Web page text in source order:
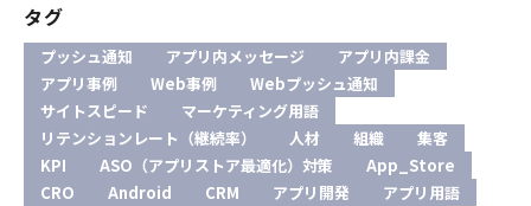
タグ
プッシュ通知 アプリ内メッセージ
アプリ内課金
アプリ事例
Web事例
Webプッシュ通知
サイトスピード
マーケティング用語
リテンションレート（継続率）
人材 組織
集客
KPI
ASO（アプリストア最適化）対策
App_Store
CRO
Android CRM アプリ開発
アプリ用語